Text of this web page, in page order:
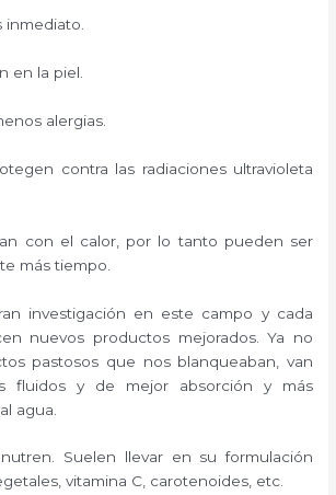
inmediato.
en la piel.
alergias.
contra las radiaciones ultravioleta
con el calor, por lo tanto pueden ser
más tiempo.
investigación en este campo y cada
nuevos productos mejorados. Ya no
pastosos que nos blanqueaban, van
fluidos y de mejor absorción y más
agua.
Suelen llevar en su formulación
vitamina C, carotenoides, etc.